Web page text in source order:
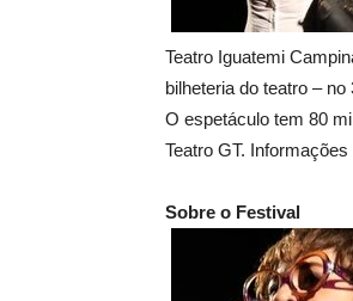
Teatro Iguatemi
bilheteria do teatro –
O espetáculo tem 80
Teatro GT.
Sobre o Festival